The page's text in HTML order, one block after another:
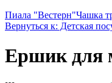
Пиала "Вестерн"Чашка
Вернуться к: Детская
Ершик для